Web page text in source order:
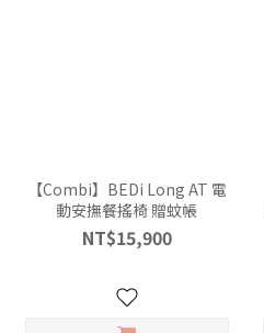
【Combi】BEDi Long AT 電
動安撫餐搖椅 贈蚊帳
NT$15,900